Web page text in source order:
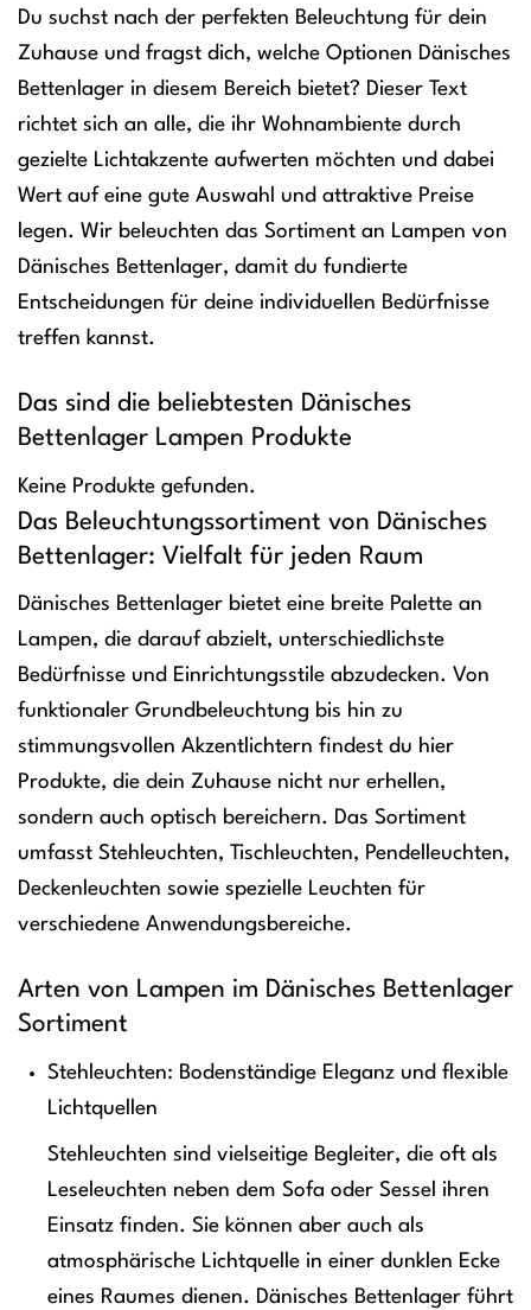
Du suchst nach der perfekten Beleuchtung für dein
Zuhause und fragst dich, welche Optionen Dänisches
Bettenlager in diesem Bereich bietet? Dieser Text
richtet sich an alle, die ihr Wohnambiente durch
gezielte Lichtakzente aufwerten möchten und dabei
Wert auf eine gute Auswahl und attraktive Preise
legen. Wir beleuchten das Sortiment an Lampen von
Dänisches Bettenlager, damit du fundierte
Entscheidungen für deine individuellen Bedürfnisse
treffen kannst.
Das sind die beliebtesten Dänisches
Bettenlager Lampen Produkte
Keine Produkte gefunden.
Das Beleuchtungssortiment von Dänisches
Bettenlager: Vielfalt für jeden Raum
Dänisches Bettenlager bietet eine breite Palette an
Lampen, die darauf abzielt, unterschiedlichste
Bedürfnisse und Einrichtungsstile abzudecken. Von
funktionaler Grundbeleuchtung bis hin zu
stimmungsvollen Akzentlichtern findest du hier
Produkte, die dein Zuhause nicht nur erhellen,
sondern auch optisch bereichern. Das Sortiment
umfasst Stehleuchten, Tischleuchten, Pendelleuchten,
Deckenleuchten sowie spezielle Leuchten für
verschiedene Anwendungsbereiche.
Arten von Lampen im Dänisches Bettenlager
Sortiment
Stehleuchten: Bodenständige Eleganz und flexible
Lichtquellen
Stehleuchten sind vielseitige Begleiter, die oft als
Leseleuchten neben dem Sofa oder Sessel ihren
Einsatz finden. Sie können aber auch als
atmosphärische Lichtquelle in einer dunklen Ecke
eines Raumes dienen. Dänisches Bettenlager führt